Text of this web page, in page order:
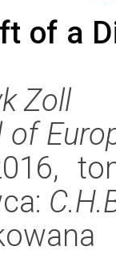
of a
Zoll
of